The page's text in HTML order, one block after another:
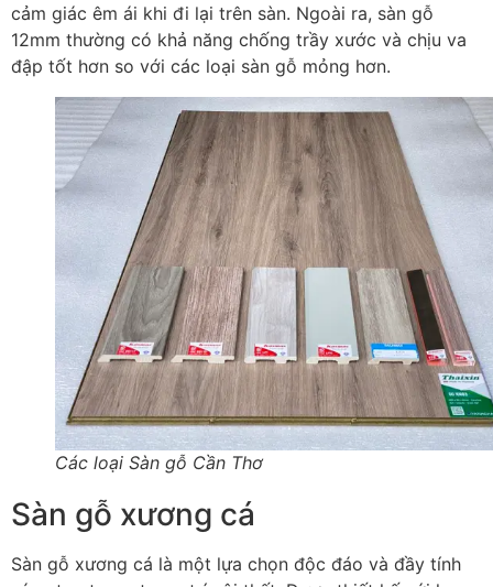
cảm giác êm ái khi đi lại trên sàn. Ngoài ra, sàn gỗ
12mm thường có khả năng chống trầy xước và chịu va
đập tốt hơn so với các loại sàn gỗ mỏng hơn.
Các loại Sàn gỗ Cần Thơ
Sàn gỗ xương cá
Sàn gỗ xương cá là một lựa chọn độc đáo và đầy tính